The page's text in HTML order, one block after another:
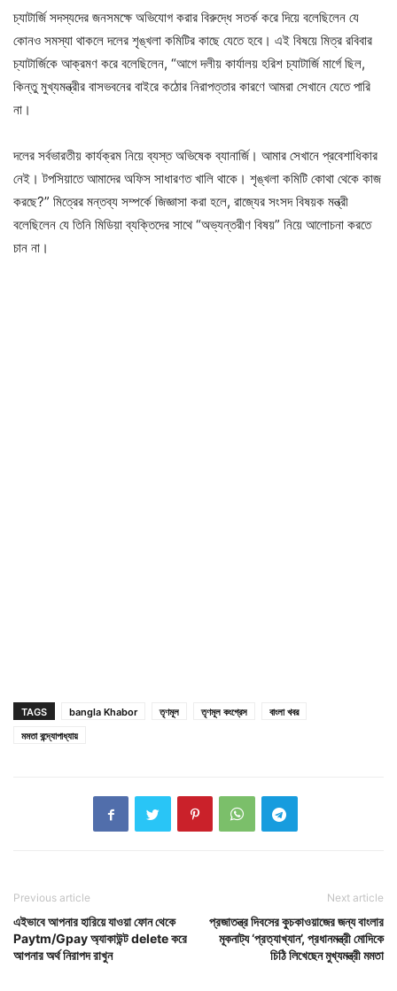
চ্যাটার্জি সদস্যদের জনসমক্ষে অভিযোগ করার বিরুদ্ধে সতর্ক করে দিয়ে বলেছিলেন যে
কোনও সমস্যা থাকলে দলের শৃঙ্খলা কমিটির কাছে যেতে হবে। এই বিষয়ে মিত্র রবিবার
চ্যাটার্জিকে আক্রমণ করে বলেছিলেন, “আগে দলীয় কার্যালয় হরিশ চ্যাটার্জি মার্গে ছিল,
কিন্তু মুখ্যমন্ত্রীর বাসভবনের বাইরে কঠোর নিরাপত্তার কারণে আমরা সেখানে যেতে পারি
না।
দলের সর্বভারতীয় কার্যক্রম নিয়ে ব্যস্ত অভিষেক ব্যানার্জি। আমার সেখানে প্রবেশাধিকার
নেই। টপসিয়াতে আমাদের অফিস সাধারণত খালি থাকে। শৃঙ্খলা কমিটি কোথা থেকে কাজ
করছে?” মিত্রের মন্তব্য সম্পর্কে জিজ্ঞাসা করা হলে, রাজ্যের সংসদ বিষয়ক মন্ত্রী
বলেছিলেন যে তিনি মিডিয়া ব্যক্তিদের সাথে “অভ্যন্তরীণ বিষয়” নিয়ে আলোচনা করতে
চান না।
TAGS bangla Khabor তৃণমূল তৃণমূল কংগ্রেস
বাংলা খবর
মমতা বন্দ্যোপাধ্যায়
Previous article
এইভাবে আপনার হারিয়ে যাওয়া ফোন থেকে
Paytm/Gpay অ্যাকাউন্ট delete করে
আপনার অর্থ নিরাপদ রাখুন
Next article
প্রজাতন্ত্র দিবসের কুচকাওয়াজের জন্য বাংলার
মূকনাট্য ‘প্রত্যাখ্যান’, প্রধানমন্ত্রী মোদিকে
চিঠি লিখেছেন মুখ্যমন্ত্রী মমতা